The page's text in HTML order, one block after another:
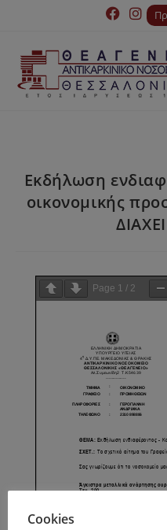
Εκδήλωση
οικονομικής
Page 1 / 2
Cookies